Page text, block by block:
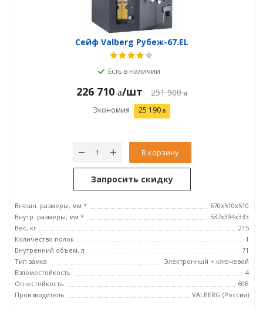
Сейф Valberg Рубеж-67.EL
Есть в наличии
226 710 /шт 251 900
Экономия 25 190
В корзину
Запросить скидку
Внешн. размеры, мм *
670x510x510
Внутр. размеры, мм *
537x394x333
Вес, кг
215
Количество полок
1
Внутренний объем, л
71
Тип замка
Электронный + ключевой
Взломостойкость
4
Огнестойкость
60Б
Производитель
VALBERG (Россия)